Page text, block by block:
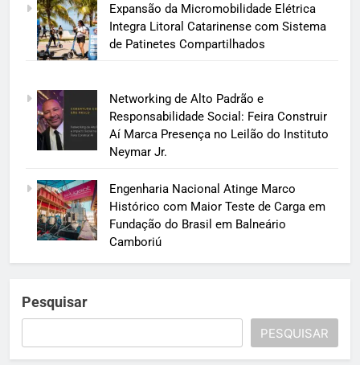
Expansão da Micromobilidade Elétrica
Integra Litoral Catarinense com Sistema
de Patinetes Compartilhados
Networking de Alto Padrão e
Responsabilidade Social: Feira Construir
Aí Marca Presença no Leilão do Instituto
Neymar Jr.
Engenharia Nacional Atinge Marco
Histórico com Maior Teste de Carga em
Fundação do Brasil em Balneário
Camboriú
Pesquisar
PESQUISAR